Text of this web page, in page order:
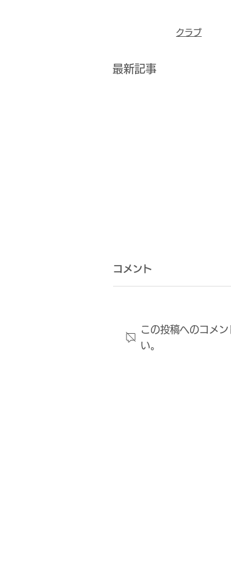
クラブ
最新記事
コメント
この投稿へのコメ
い。